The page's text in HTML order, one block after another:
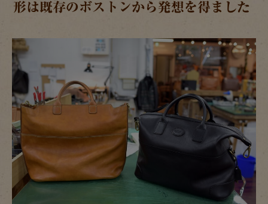
形は既存のボストンから発想を得ました